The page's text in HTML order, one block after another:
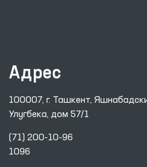
Адрес
100007, г. Ташкент,
Улугбека, дом 57/1
(71) 200-10-96
1096